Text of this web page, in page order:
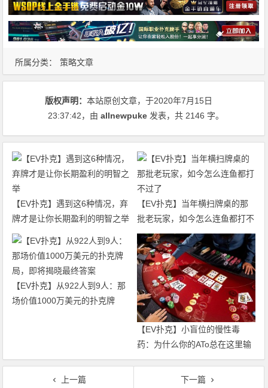
所属分类： 策略文章
版权声明：本站原创文章，于2020年7月15日
23:37:42，由allnewpuke 发表，共 2146 字。
【EV扑克】遇到这6种情况，弃
牌才是让你长期盈利的明智之举
【EV扑克】当年横扫牌桌的那
批老玩家，如今怎么连鱼都打不
过了
【EV扑克】从922人到9人：那
场价值1000万美元的扑克牌
【EV扑克】小盲位的慢性毒
药：为什么你的ATo总在这里输
钱？
上一篇 下一篇